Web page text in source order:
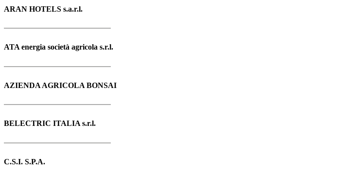
ARAN HOTELS s.a.r.l.
ATA energia società agricola s.r.l.
AZIENDA AGRICOLA BONSAI
BELECTRIC ITALIA s.r.l.
C.S.I. S.P.A.